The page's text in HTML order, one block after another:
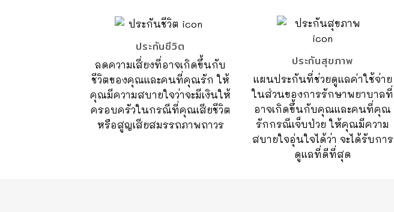
ประกันชีวิต
ลดความเสี่ยงที่อาจเกิดขึ้นกับ
ชีวิตของคุณและคนที่คุณรัก ให้
คุณมีความสบายใจว่าจะมีเงินให้
ครอบครัวในกรณีที่คุณเสียชีวิต
หรือสูญเสียสมรรถภาพถาวร
ประกันสุขภาพ
แผนประกันที่ช่วยดูแลค่าใช้จ่าย
ในส่วนของการรักษาพยาบาลที่
อาจเกิดขึ้นกับคุณและคนที่คุณ
รักกรณีเจ็บป่วย ให้คุณมีความ
สบายใจอุ่นใจได้ว่า จะได้รับการ
ดูแลที่ดีที่สุด